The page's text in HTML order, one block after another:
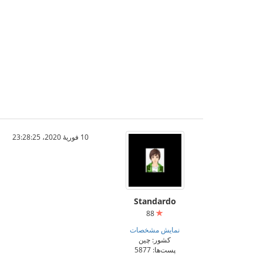
Standardo
نمایش مشخصات
کشور: چین
پست‌ها: 5877
10 فوریهٔ 2020،‏ 23:28:25